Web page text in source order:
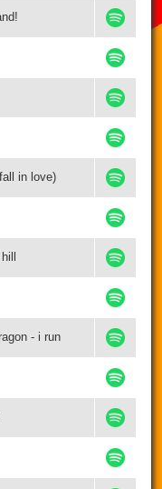
in love)
- i run